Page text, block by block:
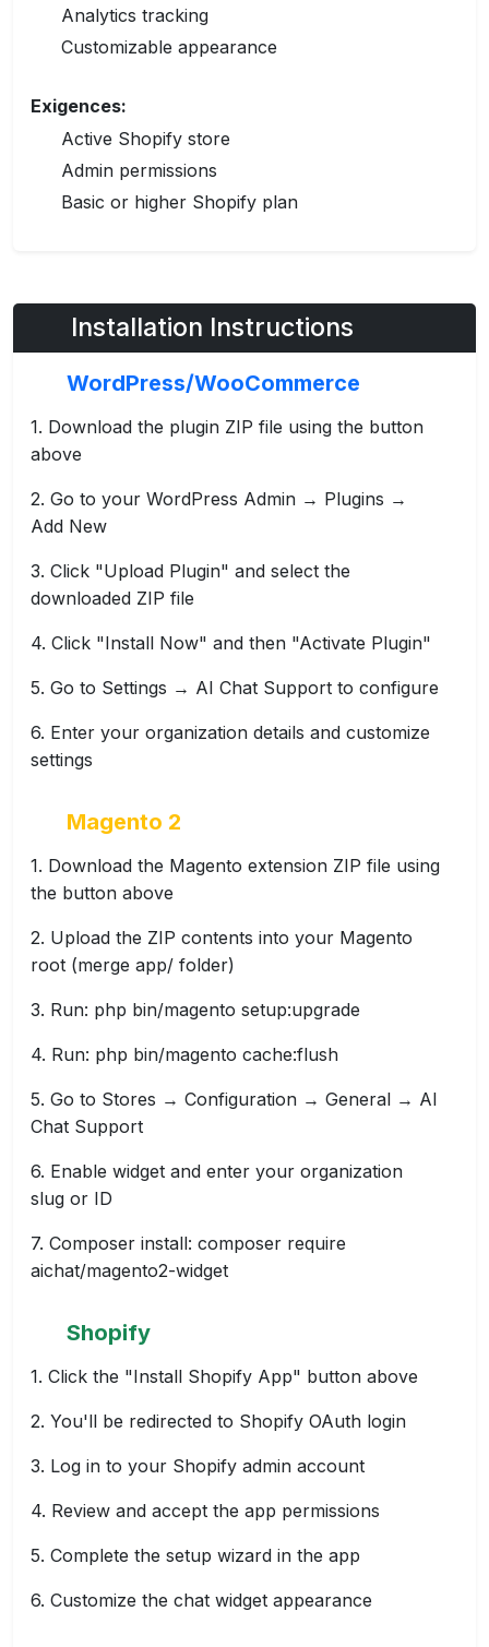
Analytics tracking
Customizable appearance
Exigences:
Active Shopify store
Admin permissions
Basic or higher Shopify plan
Installation Instructions
WordPress/WooCommerce
Download the plugin ZIP file using the button
above
Go to your WordPress Admin → Plugins →
Add New
Click "Upload Plugin" and select the
downloaded ZIP file
Click "Install Now" and then "Activate Plugin"
Go to Settings → AI Chat Support to configure
Enter your organization details and customize
settings
Magento 2
Download the Magento extension ZIP file using
the button above
Upload the ZIP contents into your Magento
root (merge app/ folder)
Run: php bin/magento setup:upgrade
Run: php bin/magento cache:flush
Go to Stores → Configuration → General → AI
Chat Support
Enable widget and enter your organization
slug or ID
Composer install: composer require
aichat/magento2-widget
Shopify
Click the "Install Shopify App" button above
You'll be redirected to Shopify OAuth login
Log in to your Shopify admin account
Review and accept the app permissions
Complete the setup wizard in the app
Customize the chat widget appearance